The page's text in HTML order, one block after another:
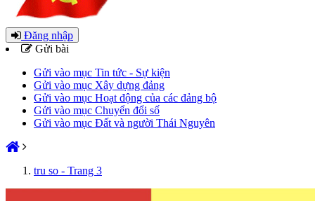
Đăng nhập
Gửi bài
Gửi vào mục Tin tức - Sự kiện
Gửi vào mục Xây dựng đảng
Gửi vào mục Hoạt động của các đảng bộ
Gửi vào mục Chuyển đổi số
Gửi vào mục Đất và người Thái Nguyên
tru so - Trang 3